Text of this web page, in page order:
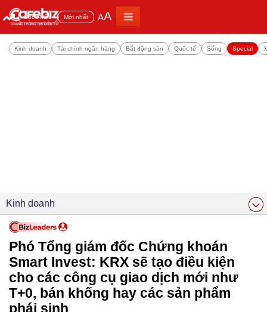
Đọc nhiều Mới nhất AA
Kinh doanh Tài chính ngân hàng Bất động sản Quốc tế Sống Special
Kinh doanh
Phó Tổng giám đốc Chứng khoán
Smart Invest: KRX sẽ tạo điều kiện
cho các công cụ giao dịch mới như
T+0, bán khống hay các sản phẩm
phái sinh